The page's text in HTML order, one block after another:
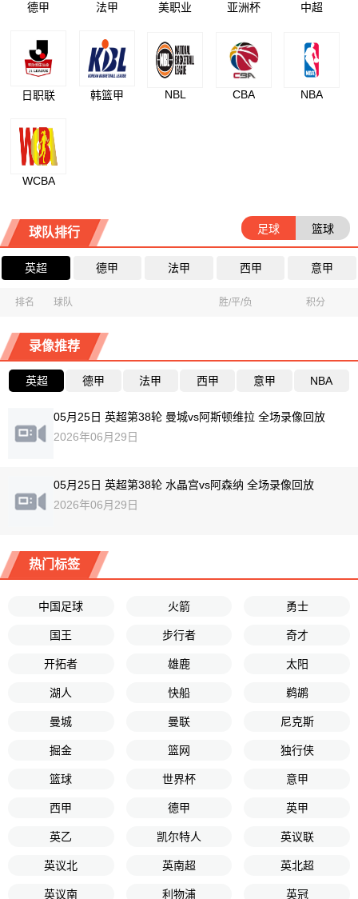
德甲 法甲 美职业 亚洲杯 中超
日职联 韩篮甲 NBL CBA NBA
WCBA
球队排行 足球 篮球
英超 德甲 法甲 西甲 意甲
排名 球队 胜/平/负 积分
录像推荐
英超 德甲 法甲 西甲 意甲 NBA
05月25日 英超第38轮 曼城vs阿斯顿维拉 全场录像回放
2026年06月29日
05月25日 英超第38轮 水晶宫vs阿森纳 全场录像回放
2026年06月29日
热门标签
中国足球 火箭 勇士
国王 步行者 奇才
开拓者 雄鹿 太阳
湖人 快船 鹈鹕
曼城 曼联 尼克斯
掘金 篮网 独行侠
篮球 世界杯 意甲
西甲 德甲 英甲
英乙 凯尔特人 英议联
英议北 英南超 英北超
英议南 利物浦 英冠